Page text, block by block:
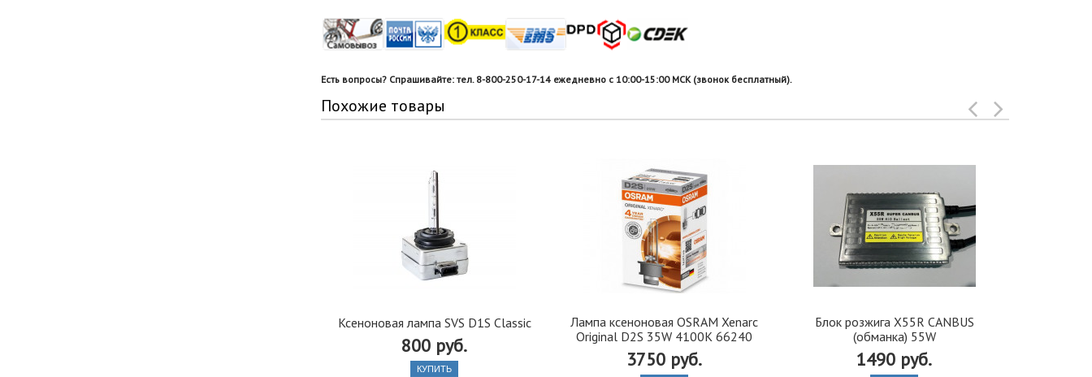
Есть вопросы? Спрашивайте: тел. 8-800-250-17-14 ежедневно с 10:00-15:00 МСК (звонок бесплатный).
Похожие товары
Ксеноновая лампа SVS D1S Classic
800 руб.
КУПИТЬ
Лампа ксеноновая OSRAM Xenarc
Original D2S 35W 4100K 66240
3750 руб.
Блок розжига X55R CANBUS
(обманка) 55W
1490 руб.